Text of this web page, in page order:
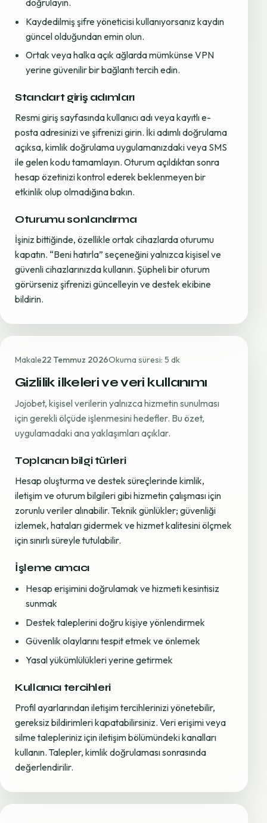
doğrulayın.
Kaydedilmiş şifre yöneticisi kullanıyorsanız kaydın
güncel olduğundan emin olun.
Ortak veya halka açık ağlarda mümkünse VPN
yerine güvenilir bir bağlantı tercih edin.
Standart giriş adımları
Resmi giriş sayfasında kullanıcı adı veya kayıtlı e-
posta adresinizi ve şifrenizi girin. İki adımlı doğrulama
açıksa, kimlik doğrulama uygulamanızdaki veya SMS
ile gelen kodu tamamlayın. Oturum açıldıktan sonra
hesap özetinizi kontrol ederek beklenmeyen bir
etkinlik olup olmadığına bakın.
Oturumu sonlandırma
İşiniz bittiğinde, özellikle ortak cihazlarda oturumu
kapatın. “Beni hatırla” seçeneğini yalnızca kişisel ve
güvenli cihazlarınızda kullanın. Şüpheli bir oturum
görürseniz şifrenizi güncelleyin ve destek ekibine
bildirin.
Makale22 Temmuz 2026Okuma süresi: 5 dk
Gizlilik ilkeleri ve veri kullanımı
Jojobet, kişisel verilerin yalnızca hizmetin sunulması
için gerekli ölçüde işlenmesini hedefler. Bu özet,
uygulamadaki ana yaklaşımları açıklar.
Toplanan bilgi türleri
Hesap oluşturma ve destek süreçlerinde kimlik,
iletişim ve oturum bilgileri gibi hizmetin çalışması için
zorunlu veriler alınabilir. Teknik günlükler; güvenliği
izlemek, hataları gidermek ve hizmet kalitesini ölçmek
için sınırlı süreyle tutulabilir.
İşleme amacı
Hesap erişimini doğrulamak ve hizmeti kesintisiz
sunmak
Destek taleplerini doğru kişiye yönlendirmek
Güvenlik olaylarını tespit etmek ve önlemek
Yasal yükümlülükleri yerine getirmek
Kullanıcı tercihleri
Profil ayarlarından iletişim tercihlerinizi yönetebilir,
gereksiz bildirimleri kapatabilirsiniz. Veri erişimi veya
silme talepleriniz için iletişim bölümündeki kanalları
kullanın. Talepler, kimlik doğrulaması sonrasında
değerlendirilir.